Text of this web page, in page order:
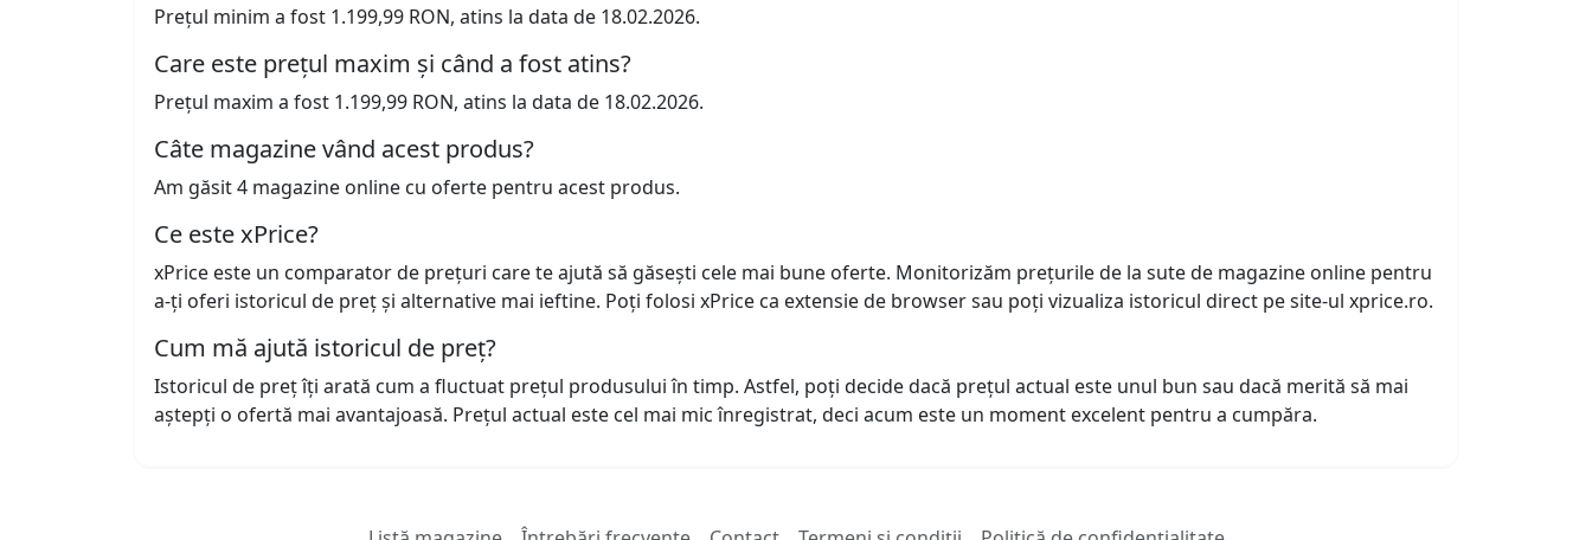
Prețul minim a fost 1.199,99 RON, atins la data de 18.02.2026.
Care este prețul maxim și când a fost atins?
Prețul maxim a fost 1.199,99 RON, atins la data de 18.02.2026.
Câte magazine vând acest produs?
Am găsit 4 magazine online cu oferte pentru acest produs.
Ce este xPrice?
xPrice este un comparator de prețuri care te ajută să găsești cele mai bune oferte. Monitorizăm prețurile de la sute de magazine online pentru
a-ți oferi istoricul de preț și alternative mai ieftine. Poți folosi xPrice ca extensie de browser sau poți vizualiza istoricul direct pe site-ul xprice.ro.
Cum mă ajută istoricul de preț?
Istoricul de preț îți arată cum a fluctuat prețul produsului în timp. Astfel, poți decide dacă prețul actual este unul bun sau dacă merită să mai
aștepți o ofertă mai avantajoasă. Prețul actual este cel mai mic înregistrat, deci acum este un moment excelent pentru a cumpăra.